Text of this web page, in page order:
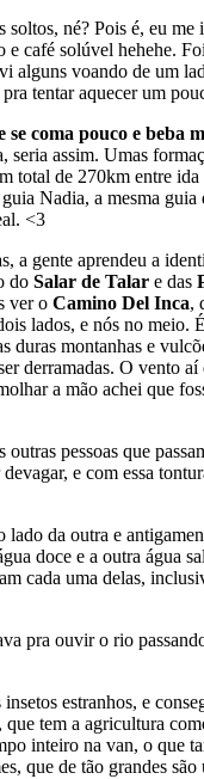
né? Pois é, eu
e café solúvel hehehe.
alguns voando de um
tentar aquecer um
se coma pouco e beba
assim. Umas
total de 270km entre
Nadia, a mesma
<3
a gente aprendeu a
do Salar de Talar e das
ver o Camino Del Inca,
lados, e nós no meio.
duras montanhas e
derramadas. O vento
a mão achei que
pessoas que
e com essa
da outra e
doce e a outra água
cada uma delas,
pra ouvir o rio
estranhos, e
, que tem a agricultura
inteiro na van, o que
que de tão grandes